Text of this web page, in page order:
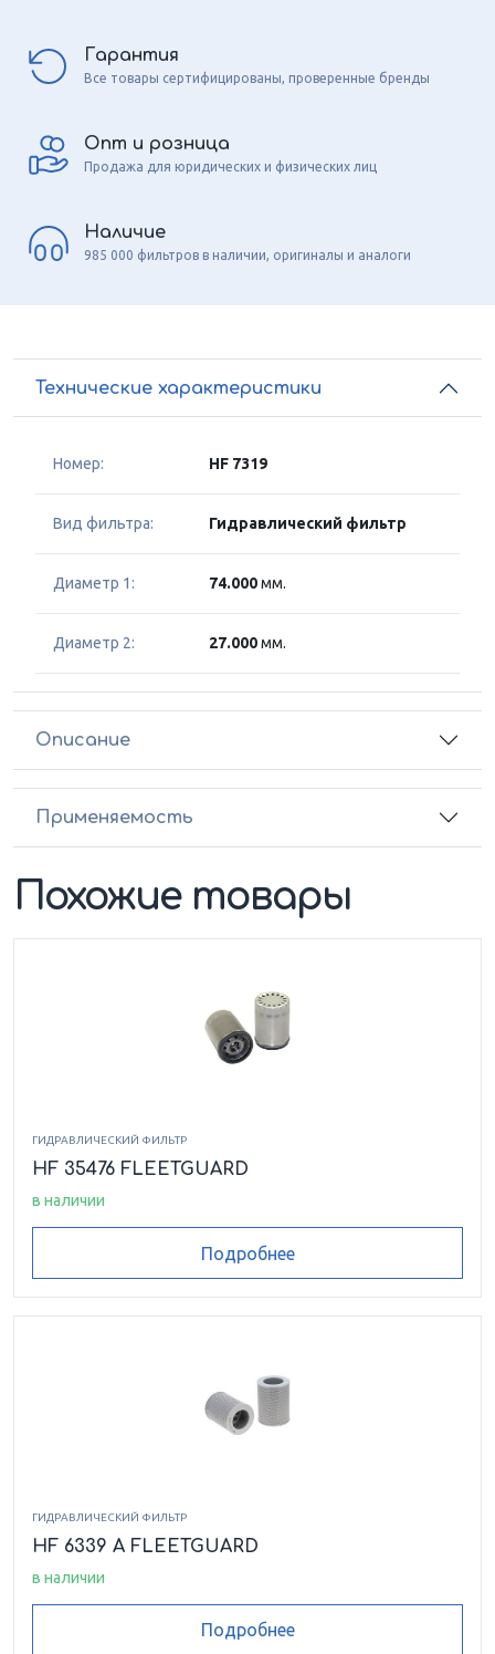
Гарантия
Все товары сертифицированы, проверенные бренды
Опт и розница
Продажа для юридических и физических лиц
Наличие
985 000 фильтров в наличии, оригиналы и аналоги
Технические характеристики
Номер: HF 7319
Вид фильтра: Гидравлический фильтр
Диаметр 1: 74.000мм.
Диаметр 2: 27.000мм.
Описание
Применяемость
Похожие товары
ГИДРАВЛИЧЕСКИЙ ФИЛЬТР
HF 35476 FLEETGUARD
в наличии
Подробнее
ГИДРАВЛИЧЕСКИЙ ФИЛЬТР
HF 6339 A FLEETGUARD
в наличии
Подробнее